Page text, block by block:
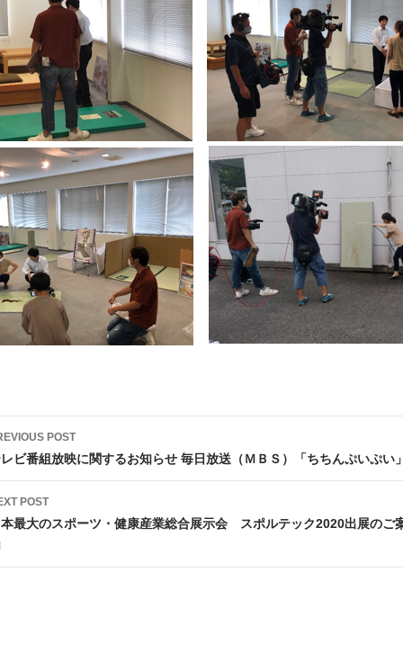
POST
ビ番組放映に関するお知らせ 毎日放送（ＭＢＳ）「ちちんぷいぷい
POST
本最大のスポーツ・健康産業総合展示会 スポルテック2020出展のご